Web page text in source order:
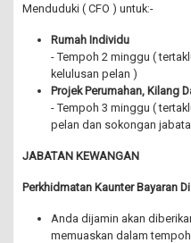
Menduduki ( CFO ) untuk:-
Rumah Individu
- Tempoh 2 minggu (
kelulusan pelan )
Projek Perumahan, Kilang
- Tempoh 3 minggu (
pelan dan sokongan
JABATAN KEWANGAN
Perkhidmatan Kaunter Bayaran
Anda dijamin akan
memuaskan dalam tempoh